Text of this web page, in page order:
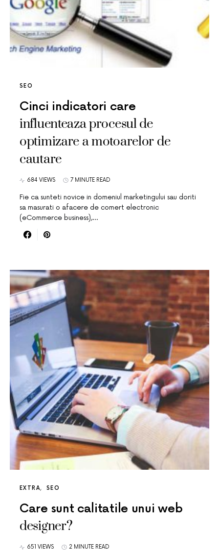
SEO
Cinci indicatori care
influenteaza procesul de
optimizare a motoarelor de
cautare
684 VIEWS 7 MINUTE READ
Fie ca sunteti novice in domeniul marketingului sau doriti
sa masurati o afacere de comert electronic
(eCommerce business),…
EXTRA SEO
Care sunt calitatile unui web
designer?
651 VIEWS 2 MINUTE READ